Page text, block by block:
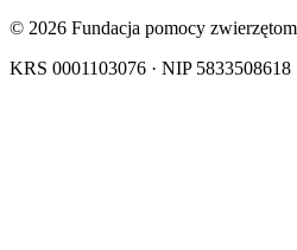
© 2026 Fundacja pomocy
KRS 0001103076 · NIP